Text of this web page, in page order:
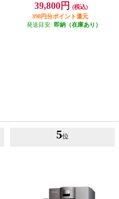
（プラス スリムチャージ）充電ス
タンド 白 F115260
39,800円
(税込)
398円分ポイント還元
発送目安: 即納（在庫あり）
5位